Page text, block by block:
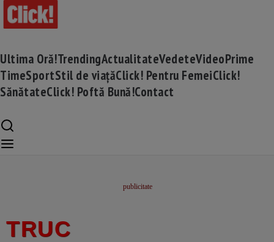
Ultima Oră!TrendingActualitateVedeteVideoPrime
TimeSportStil de viațăClick! Pentru FemeiClick!
SănătateClick! Poftă Bună!Contact
TRUC